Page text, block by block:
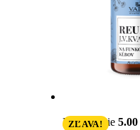
ZĽAVA!
Hodnotenie 5.00